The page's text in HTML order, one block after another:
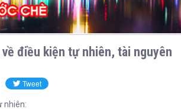
điều kiện tự nhiên, tài nguyên
nhiên: